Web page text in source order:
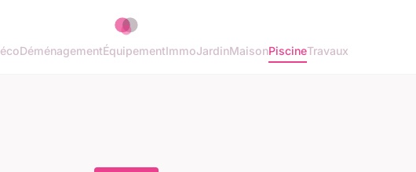
DéménagementÉquipementImmoJardinMaisonPiscineTravaux